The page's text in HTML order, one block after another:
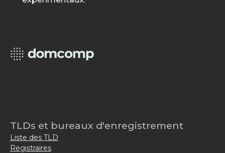
TLDs et bureaux d'enregistrement
Liste des TLD
Registraires